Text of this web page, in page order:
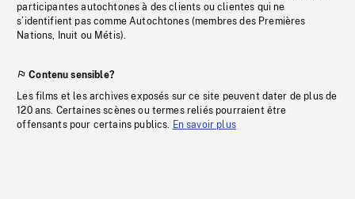
participantes autochtones à des clients ou clientes qui ne
s’identifient pas comme Autochtones (membres des Premières
Nations, Inuit ou Métis).
Contenu sensible?
Les films et les archives exposés sur ce site peuvent dater de plus de
120 ans. Certaines scènes ou termes reliés pourraient être
offensants pour certains publics. En savoir plus